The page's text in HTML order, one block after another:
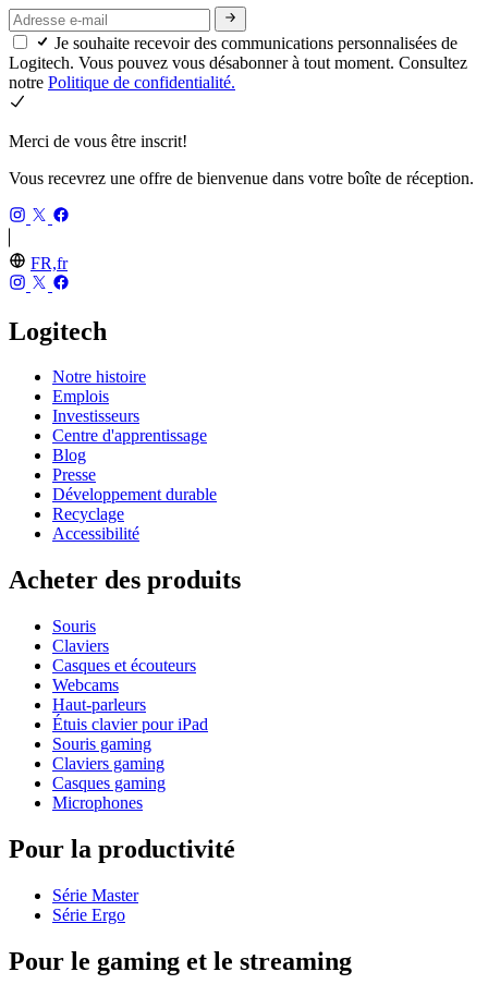
Je souhaite recevoir des communications personnalisées de
Logitech. Vous pouvez vous désabonner à tout moment. Consultez
notre Politique de confidentialité.
Merci de vous être inscrit!
Vous recevrez une offre de bienvenue dans votre boîte de réception.
FR,fr
Logitech
Notre histoire
Emplois
Investisseurs
Centre d'apprentissage
Blog
Presse
Développement durable
Recyclage
Accessibilité
Acheter des produits
Souris
Claviers
Casques et écouteurs
Webcams
Haut-parleurs
Étuis clavier pour iPad
Souris gaming
Claviers gaming
Casques gaming
Microphones
Pour la productivité
Série Master
Série Ergo
Pour le gaming et le streaming